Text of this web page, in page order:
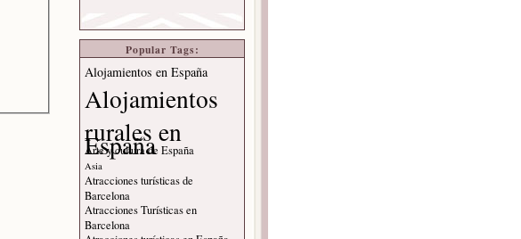
Popular Tags:
Alojamientos en España
Alojamientos
rurales en
España
Arte y cultura de España
Asia
Atracciones turísticas de
Barcelona
Atracciones Turísticas en
Barcelona